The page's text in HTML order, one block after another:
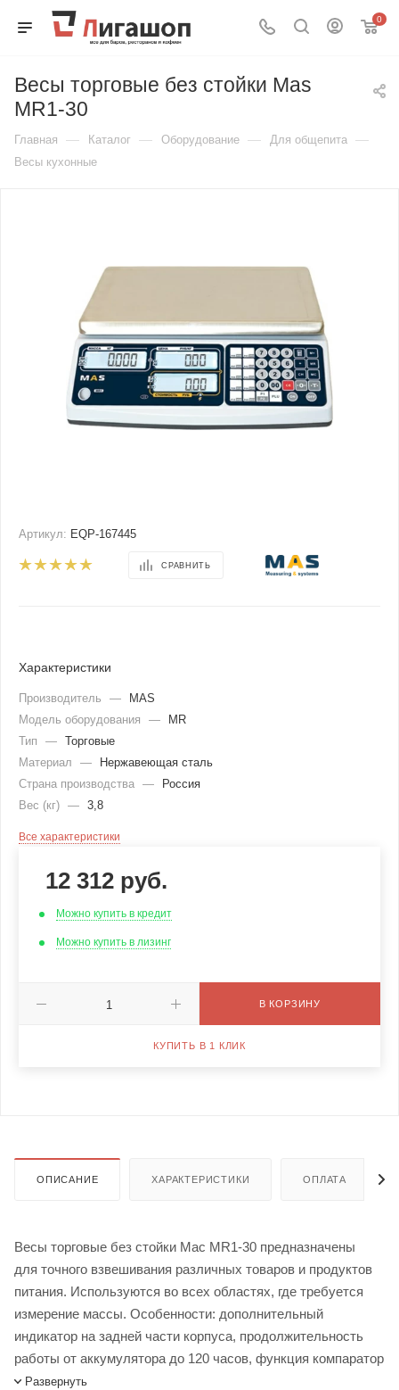
0
Весы торговые без стойки Mas
MR1-30
Главная — Каталог — Оборудование — Для общепита —
Весы кухонные
Артикул: EQP-167445
СРАВНИТЬ
Характеристики
Производитель —
MAS
Модель оборудования
—
MR
Тип
— Торговые
Материал
—
Нержавеющая сталь
Страна производства —
Россия
Вес (кг) — 3,8
Все характеристики
12 312 руб.
Можно купить в кредит
Можно купить в лизинг
В КОРЗИНУ
КУПИТЬ В 1 КЛИК
ОПИСАНИЕ ХАРАКТЕРИСТИКИ ОПЛАТА
Весы торговые без стойки Mac MR1-30 предназначены
для точного взвешивания различных товаров и продуктов
питания. Используются во всех областях, где требуется
измерение массы. Особенности: дополнительный
индикатор на задней части корпуса, продолжительность
работы от аккумулятора до 120 часов, функция компаратор
(Hi-Ok-Lo), функция чистый /полный вес (Net/Gross),
Развернуть